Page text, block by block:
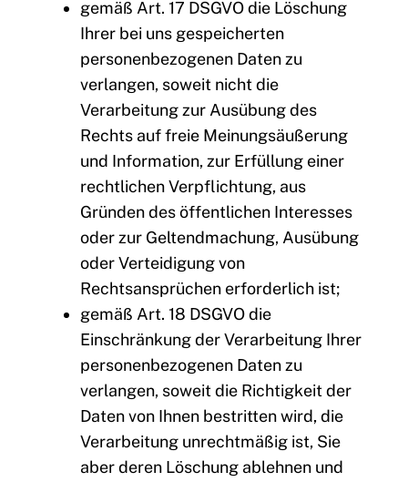
gemäß Art. 17 DSGVO die Löschung
Ihrer bei uns gespeicherten
personenbezogenen Daten zu
verlangen, soweit nicht die
Verarbeitung zur Ausübung des
Rechts auf freie Meinungsäußerung
und Information, zur Erfüllung einer
rechtlichen Verpflichtung, aus
Gründen des öffentlichen Interesses
oder zur Geltendmachung, Ausübung
oder Verteidigung von
Rechtsansprüchen erforderlich ist;
gemäß Art. 18 DSGVO die
Einschränkung der Verarbeitung Ihrer
personenbezogenen Daten zu
verlangen, soweit die Richtigkeit der
Daten von Ihnen bestritten wird, die
Verarbeitung unrechtmäßig ist, Sie
aber deren Löschung ablehnen und